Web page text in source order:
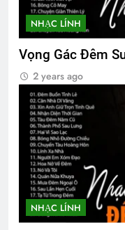
NHẠC LÍNH
Vọng Gác Đêm
2 years ago
NHẠC LÍNH